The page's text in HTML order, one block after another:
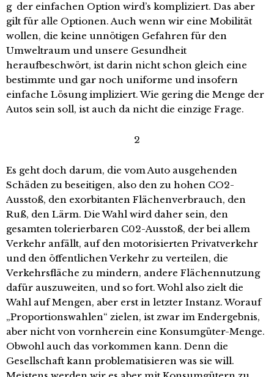
g der einfachen Option wird’s kompliziert. Das aber
gilt für alle Optionen. Auch wenn wir eine Mobilität
wollen, die keine unnötigen Gefahren für den
Umweltraum und unsere Gesundheit
heraufbeschwört, ist darin nicht schon gleich eine
bestimmte und gar noch uniforme und insofern
einfache Lösung impliziert. Wie gering die Menge der
Autos sein soll, ist auch da nicht die einzige Frage.
2
Es geht doch darum, die vom Auto ausgehenden
Schäden zu beseitigen, also den zu hohen CO2-
Ausstoß, den exorbitanten Flächenverbrauch, den
Ruß, den Lärm. Die Wahl wird daher sein, den
gesamten tolerierbaren C02-Ausstoß, der bei allem
Verkehr anfällt, auf den motorisierten Privatverkehr
und den öffentlichen Verkehr zu verteilen, die
Verkehrsfläche zu mindern, andere Flächennutzung
dafür auszuweiten, und so fort. Wohl also zielt die
Wahl auf Mengen, aber erst in letzter Instanz. Worauf
„Proportionswahlen“ zielen, ist zwar im Endergebnis,
aber nicht von vornherein eine Konsumgüter-Menge.
Obwohl auch das vorkommen kann. Denn die
Gesellschaft kann problematisieren was sie will.